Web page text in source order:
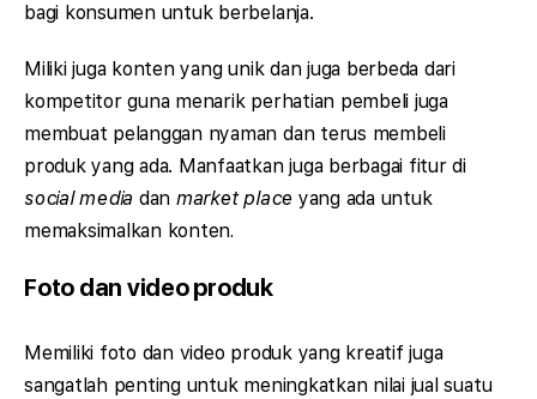
bagi konsumen untuk berbelanja.
Miliki juga konten yang unik dan juga berbeda dari
kompetitor guna menarik perhatian pembeli juga
membuat pelanggan nyaman dan terus membeli
produk yang ada. Manfaatkan juga berbagai fitur di
social media dan market place yang ada untuk
memaksimalkan konten.
Foto dan video produk
Memiliki foto dan video produk yang kreatif juga
sangatlah penting untuk meningkatkan nilai jual suatu